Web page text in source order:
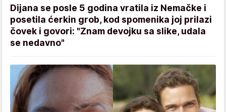
Dijana se posle 5 godina vratila iz Nemačke i
posetila ćerkin grob, kod spomenika joj prilazi
čovek i govori: "Znam devojku sa slike, udala
se nedavno"